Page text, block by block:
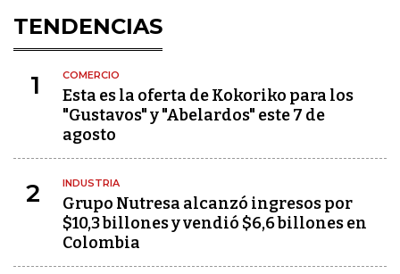
TENDENCIAS
1 COMERCIO
Esta es la oferta de Kokoriko para los
"Gustavos" y "Abelardos" este 7 de
agosto
2 INDUSTRIA
Grupo Nutresa alcanzó ingresos por
$10,3 billones y vendió $6,6 billones en
Colombia